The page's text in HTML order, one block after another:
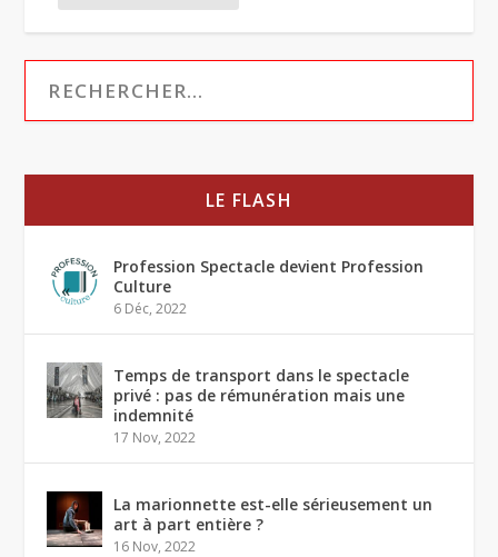
LE FLASH
Profession Spectacle devient Profession
Culture
6 Déc, 2022
Temps de transport dans le spectacle
privé : pas de rémunération mais une
indemnité
17 Nov, 2022
La marionnette est-elle sérieusement un
art à part entière ?
16 Nov, 2022